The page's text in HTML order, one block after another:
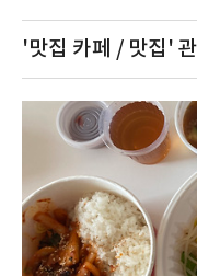
'맛집 카페 / 맛집'